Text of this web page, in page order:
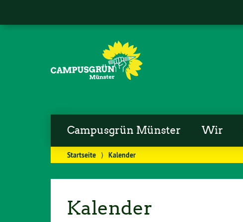
Campusgrün Münster Wir
Startseite ⟩ Kalender
Kalender